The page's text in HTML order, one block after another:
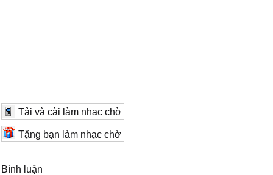
Tải và cài làm nhạc chờ
Tặng bạn làm nhạc chờ
Bình luận